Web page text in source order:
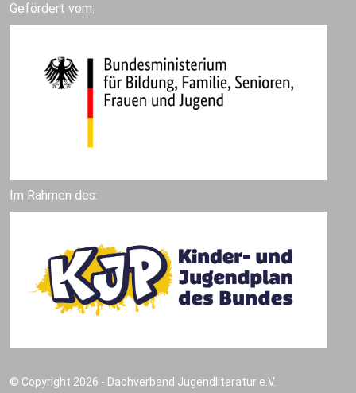
Gefördert vom:
Im Rahmen des:
© Copyright 2026 - Dachverband Jugendliteratur e.V.